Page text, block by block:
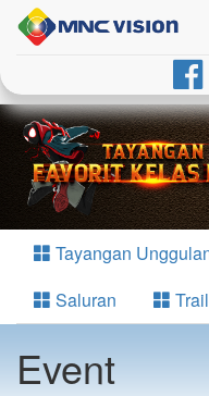
Tayangan
Saluran
Event